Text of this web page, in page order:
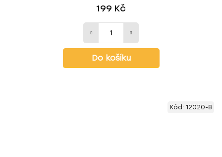
199 Kč
Do košíku
Kód: 12020-8